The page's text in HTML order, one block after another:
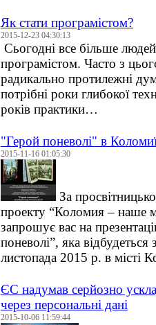
Як стати програмістом?
2015-12-23 04:30:13
Сьогодні все більше
програмістом. Часто з
радикально протилежні
потрібні роки глибокої
років практики…
"Герой поневолі" в
2015-11-16 01:05:30
За
проекту “Коломия – наше
запрошує вас на
поневолі”, яка відбудеться
листопада 2015 р. в місті
ЄC надумав серйозно
через персональні дані
2015-10-06 11:59:44